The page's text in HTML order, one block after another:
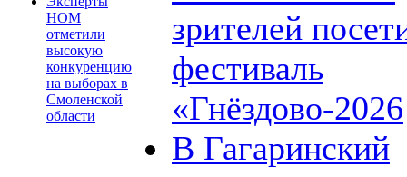
НОМ
отметили
высокую
конкуренцию
на выборах в
Смоленской
области
зрителей
фестиваль
«Гнёздово-2026
В Гагаринский